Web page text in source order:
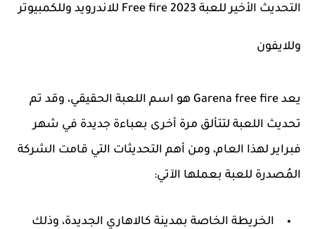
التحديث الأخير للعبة Free fire 2023 للاندرويد وللكمبيوتر
وللايفون
يعد Garena free fire هو اسم اللعبة الحقيقي، وقد تم
تحديث اللعبة لتتألق مرة أخرى بعباءة جديدة في شهر
فبراير لهذا العام، ومن أهم التحديثات التي قامت الشركة
المُصدرة للعبة بعملها الآتي:
الخريطة الخاصة بمدينة كالاهاري الجديدة، وذلك